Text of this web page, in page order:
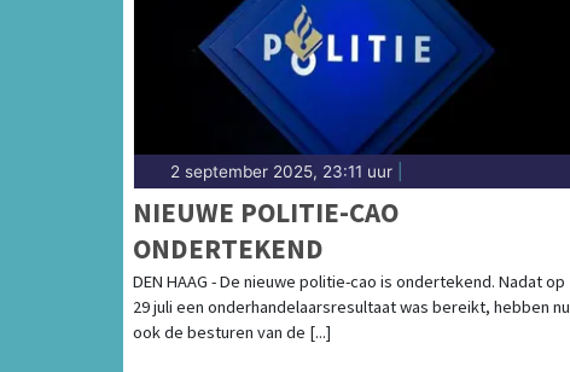
2 september 2025, 23:11 uur
NIEUWE POLITIE-CAO
ONDERTEKEND
DEN HAAG - De nieuwe politie-cao is ondertekend. Nadat op
29 juli een onderhandelaarsresultaat was bereikt, hebben nu
ook de besturen van de [...]